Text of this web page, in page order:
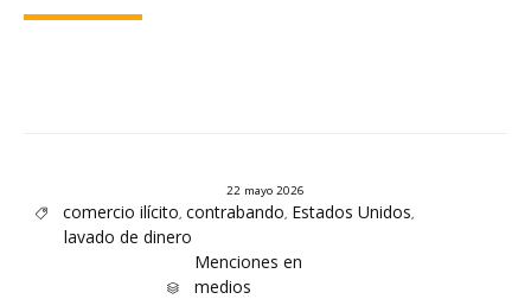
22 mayo 2026
 Tags
comercio ilícito, contrabando, Estados Unidos,
lavado de dinero

Category
Menciones en
medios